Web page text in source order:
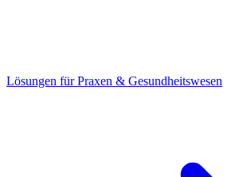
Lösungen für Praxen & Gesundheitswesen